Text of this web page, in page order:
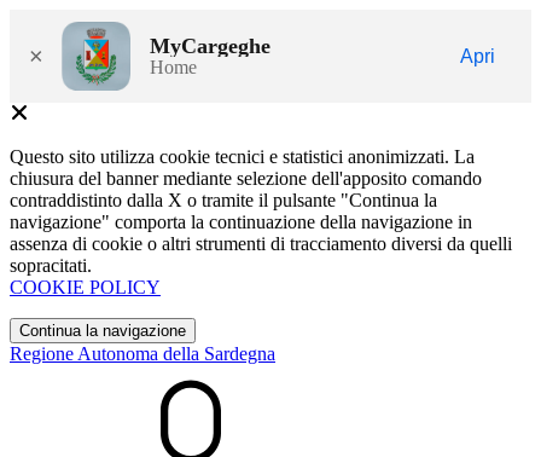
× MyCargeghe
Home
Apri
Questo sito utilizza cookie tecnici e statistici anonimizzati. La
chiusura del banner mediante selezione dell'apposito comando
contraddistinto dalla X o tramite il pulsante "Continua la
navigazione" comporta la continuazione della navigazione in
assenza di cookie o altri strumenti di tracciamento diversi da quelli
sopracitati.
COOKIE POLICY
Continua la navigazione
Regione Autonoma della Sardegna